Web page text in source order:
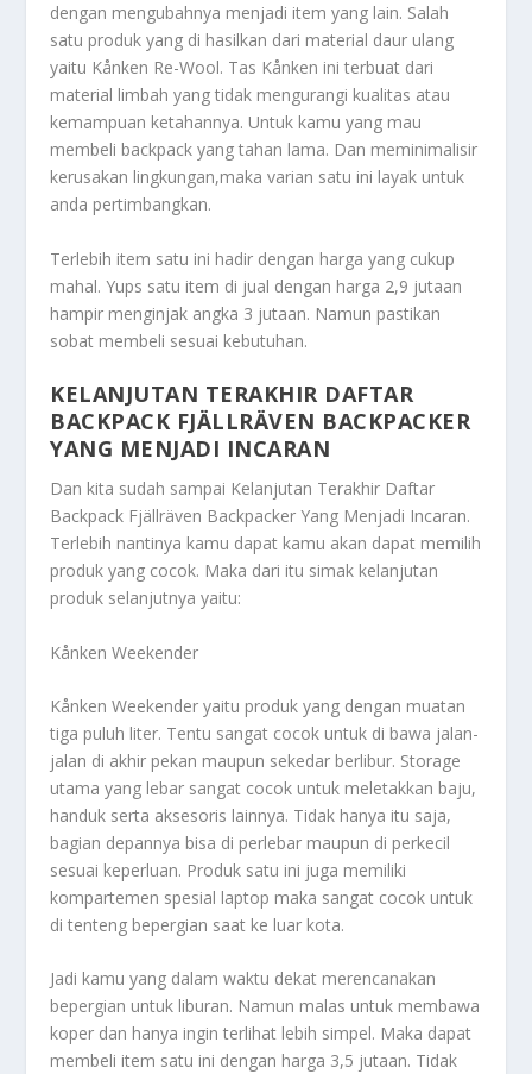
dengan mengubahnya menjadi item yang lain. Salah
satu produk yang di hasilkan dari material daur ulang
yaitu Kånken Re-Wool. Tas Kånken ini terbuat dari
material limbah yang tidak mengurangi kualitas atau
kemampuan ketahannya. Untuk kamu yang mau
membeli backpack yang tahan lama. Dan meminimalisir
kerusakan lingkungan,maka varian satu ini layak untuk
anda pertimbangkan.
Terlebih item satu ini hadir dengan harga yang cukup
mahal. Yups satu item di jual dengan harga 2,9 jutaan
hampir menginjak angka 3 jutaan. Namun pastikan
sobat membeli sesuai kebutuhan.
KELANJUTAN TERAKHIR DAFTAR
BACKPACK FJÄLLRÄVEN BACKPACKER
YANG MENJADI INCARAN
Dan kita sudah sampai Kelanjutan Terakhir Daftar
Backpack Fjällräven Backpacker Yang Menjadi Incaran.
Terlebih nantinya kamu dapat kamu akan dapat memilih
produk yang cocok. Maka dari itu simak kelanjutan
produk selanjutnya yaitu:
Kånken Weekender
Kånken Weekender yaitu produk yang dengan muatan
tiga puluh liter. Tentu sangat cocok untuk di bawa jalan-
jalan di akhir pekan maupun sekedar berlibur. Storage
utama yang lebar sangat cocok untuk meletakkan baju,
handuk serta aksesoris lainnya. Tidak hanya itu saja,
bagian depannya bisa di perlebar maupun di perkecil
sesuai keperluan. Produk satu ini juga memiliki
kompartemen spesial laptop maka sangat cocok untuk
di tenteng bepergian saat ke luar kota.
Jadi kamu yang dalam waktu dekat merencanakan
bepergian untuk liburan. Namun malas untuk membawa
koper dan hanya ingin terlihat lebih simpel. Maka dapat
membeli item satu ini dengan harga 3,5 jutaan. Tidak